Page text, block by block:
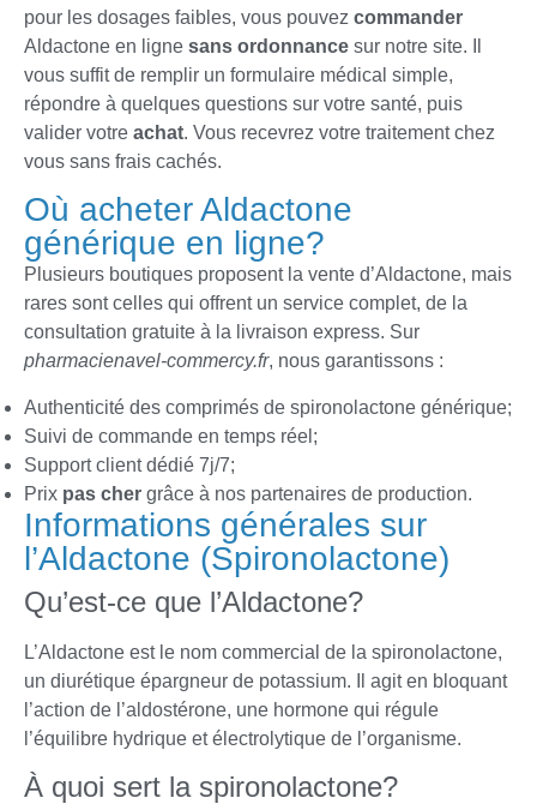
pour les dosages faibles, vous pouvez commander
Aldactone en ligne sans ordonnance sur notre site. Il
vous suffit de remplir un formulaire médical simple,
répondre à quelques questions sur votre santé, puis
valider votre achat. Vous recevrez votre traitement chez
vous sans frais cachés.
Où acheter Aldactone
générique en ligne?
Plusieurs boutiques proposent la vente d’Aldactone, mais
rares sont celles qui offrent un service complet, de la
consultation gratuite à la livraison express. Sur
pharmacienavel-commercy.fr, nous garantissons :
Authenticité des comprimés de spironolactone générique;
Suivi de commande en temps réel;
Support client dédié 7j/7;
Prix pas cher grâce à nos partenaires de production.
Informations générales sur
l’Aldactone (Spironolactone)
Qu’est-ce que l’Aldactone?
L’Aldactone est le nom commercial de la spironolactone,
un diurétique épargneur de potassium. Il agit en bloquant
l’action de l’aldostérone, une hormone qui régule
l’équilibre hydrique et électrolytique de l’organisme.
À quoi sert la spironolactone?